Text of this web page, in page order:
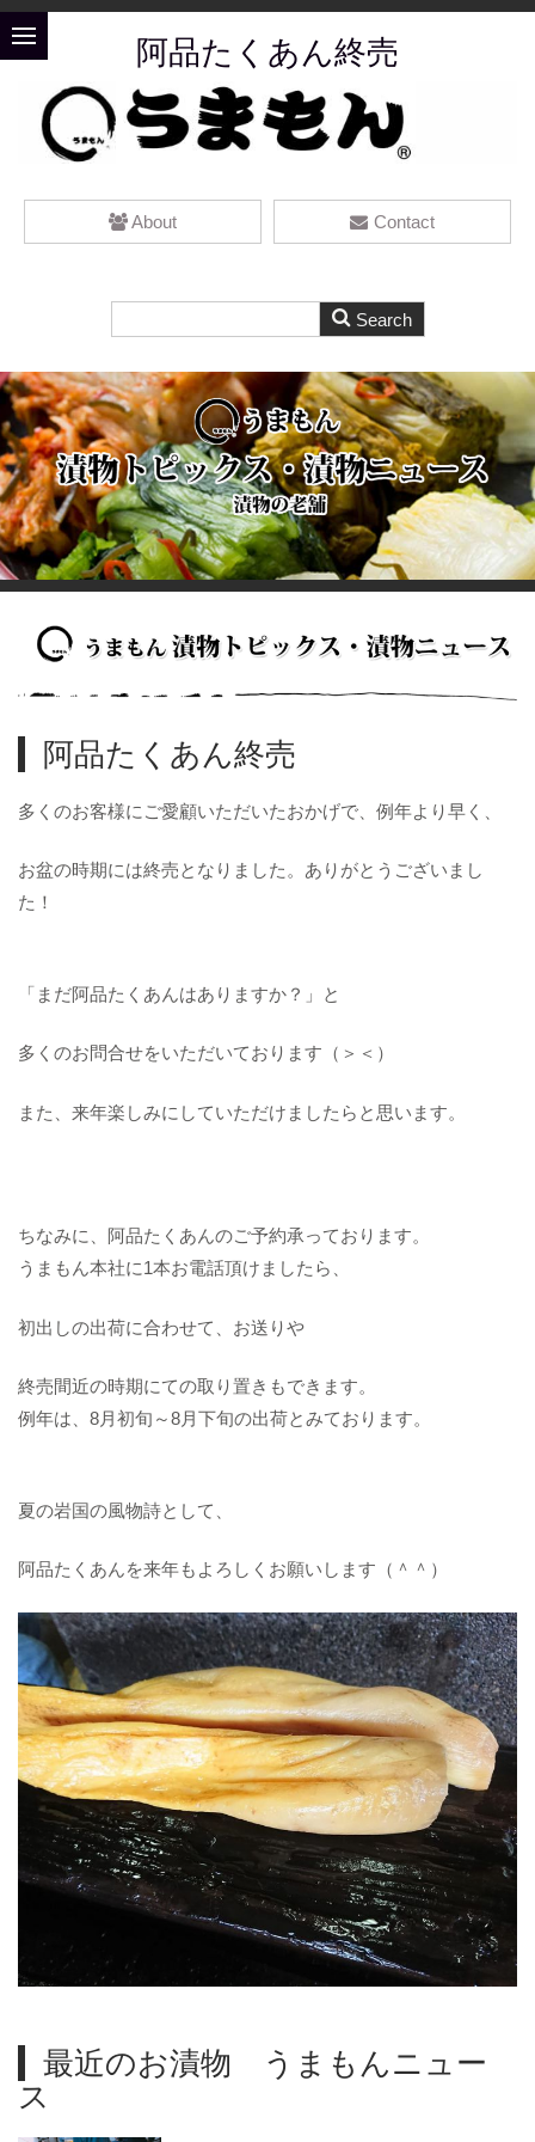
阿品たくあん終売
About Contact
阿品たくあん終売
多くのお客様にご愛顧いただいたおかげで、例年より早く、
お盆の時期には終売となりました。ありがとうございまし
た！
「まだ阿品たくあんはありますか？」と
多くのお問合せをいただいております（＞＜）
また、来年楽しみにしていただけましたらと思います。
ちなみに、阿品たくあんのご予約承っております。
うまもん本社に1本お電話頂けましたら、
初出しの出荷に合わせて、お送りや
終売間近の時期にての取り置きもできます。
例年は、8月初旬～8月下旬の出荷とみております。
夏の岩国の風物詩として、
阿品たくあんを来年もよろしくお願いします（＾＾）
最近のお漬物 うまもんニュー
ス